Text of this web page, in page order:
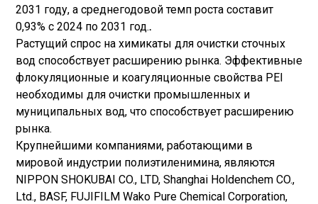
2031 году, а среднегодовой темп роста составит
0,93% с 2024 по 2031 год..
Растущий спрос на химикаты для очистки сточных
вод способствует расширению рынка. Эффективные
флокуляционные и коагуляционные свойства PEI
необходимы для очистки промышленных и
муниципальных вод, что способствует расширению
рынка.
Крупнейшими компаниями, работающими в
мировой индустрии полиэтиленимина, являются
NIPPON SHOKUBAI CO., LTD, Shanghai Holdenchem CO.,
Ltd., BASF, FUJIFILM Wako Pure Chemical Corporation,